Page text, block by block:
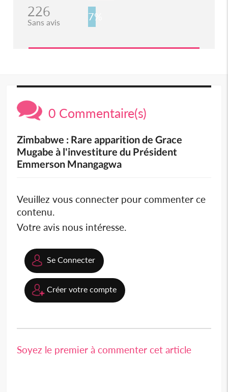
226
Sans avis 7%
0 Commentaire(s)
Zimbabwe : Rare apparition de Grace
Mugabe à l'investiture du Président
Emmerson Mnangagwa
Veuillez vous connecter pour commenter ce
contenu.
Votre avis nous intéresse.
Se Connecter
Créer votre compte
Soyez le premier à commenter cet article